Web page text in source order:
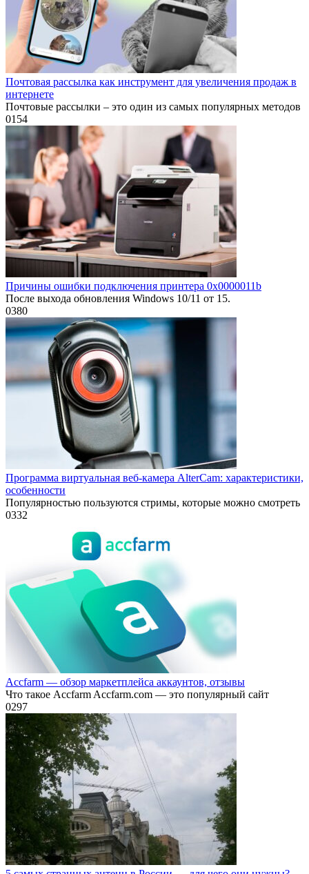
Почтовая рассылка как инструмент для увеличения продаж в
интернете
Почтовые рассылки – это один из самых популярных методов
0154
Причины ошибки подключения принтера 0x0000011b
После выхода обновления Windows 10/11 от 15.
0380
Программа виртуальная веб-камера AlterCam: характеристики,
особенности
Популярностью пользуются стримы, которые можно смотреть
0332
Accfarm — обзор маркетплейса аккаунтов, отзывы
Что такое Accfarm Accfarm.com — это популярный сайт
0297